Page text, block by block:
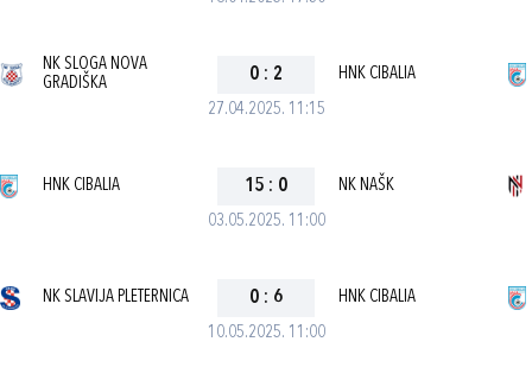
27.04.2025. 11:15
NK SLOGA NOVA
GRADIŠKA
0 : 2 HNK CIBALIA
03.05.2025. 11:00
HNK CIBALIA 15 : 0 NK NAŠK
10.05.2025. 11:00
NK SLAVIJA PLETERNICA 0 : 6 HNK CIBALIA